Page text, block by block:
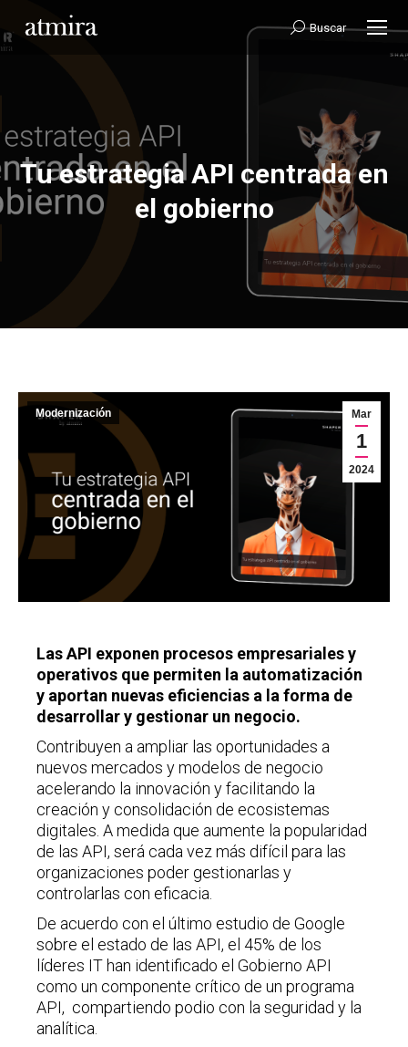
Buscar:
Buscar
Tu estrategia API centrada en
el gobierno
Mar
1
2024
Modernización
Las API exponen procesos empresariales y
operativos que permiten la automatización
y aportan nuevas eficiencias a la forma de
desarrollar y gestionar un negocio.
Contribuyen a ampliar las oportunidades a
nuevos mercados y modelos de negocio
acelerando la innovación y facilitando la
creación y consolidación de ecosistemas
digitales. A medida que aumente la popularidad
de las API, será cada vez más difícil para las
organizaciones poder gestionarlas y
controlarlas con eficacia.
De acuerdo con el último estudio de Google
sobre el estado de las API, el 45% de los
líderes IT han identificado el Gobierno API
como un componente crítico de un programa
API, compartiendo podio con la seguridad y la
analítica.